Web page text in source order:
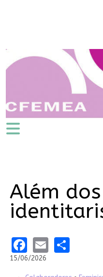
Além dos
Facebook
EmailShare
15/06/2026